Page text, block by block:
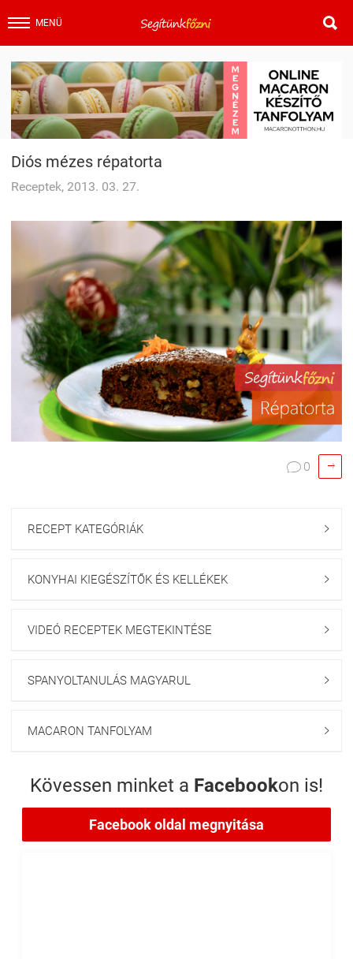
MENÜ 
Diós mézes répatorta
Receptek, 2013. 03. 27.
 0 
RECEPT KATEGÓRIÁK 
KONYHAI KIEGÉSZÍTŐK ÉS KELLÉKEK 
VIDEÓ RECEPTEK MEGTEKINTÉSE 
SPANYOLTANULÁS MAGYARUL 
MACARON TANFOLYAM 
Kövessen minket a Facebookon is!
Facebook oldal megnyitása